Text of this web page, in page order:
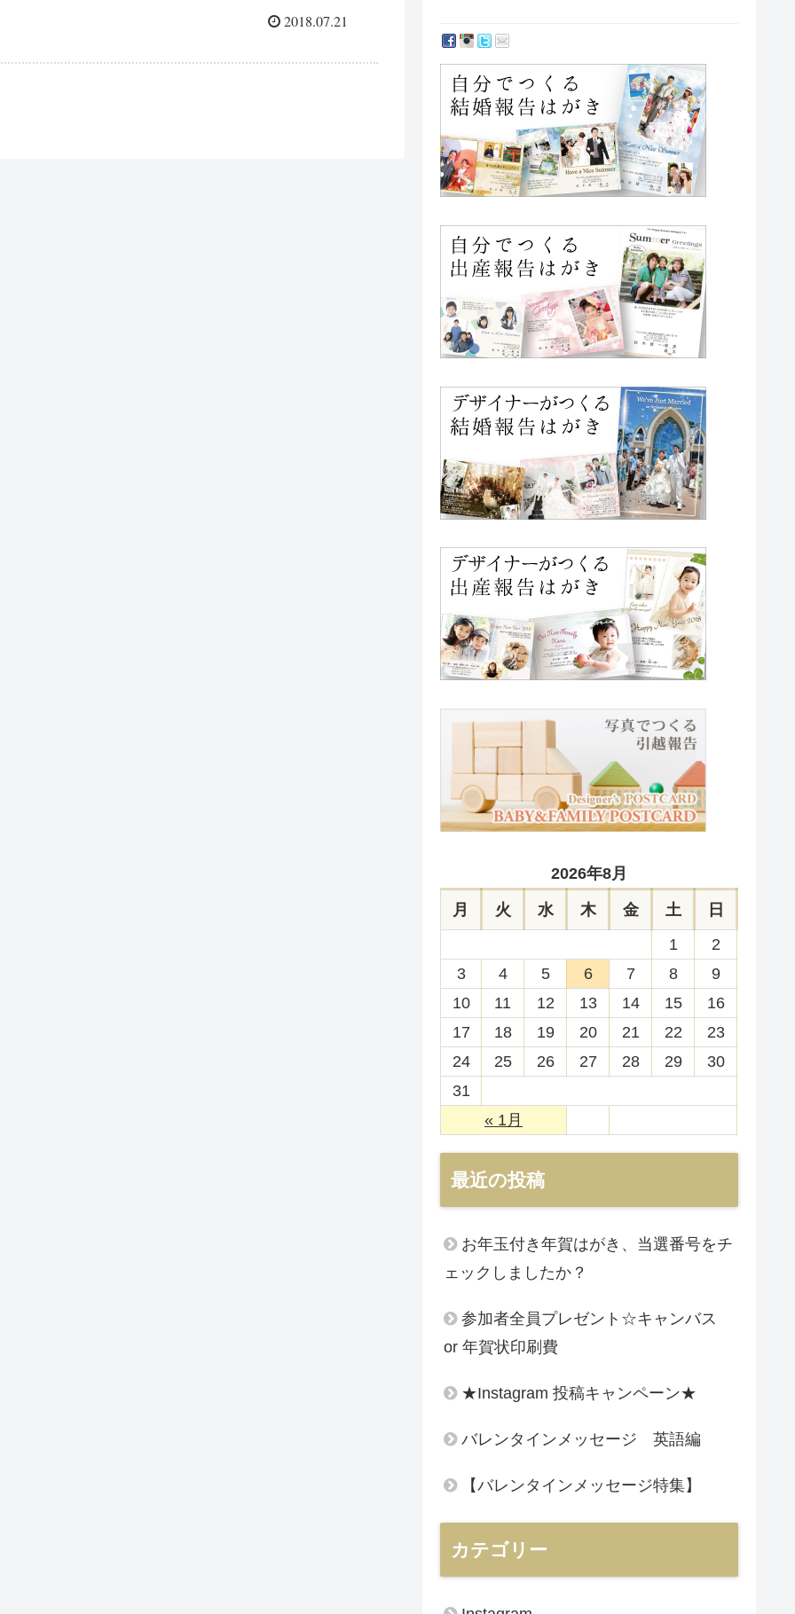
2018.07.21
2026年8月
月 火 水 木 金 土 日
« 1月
1
2
3
4 5 6 7 8
9
10
11 12 13 14 15
16
17
18 19 20 21 22
23
24
25 26 27 28 29
30
31
最近の投稿
お年玉付き年賀はがき、当選番号をチ
ェックしましたか？
参加者全員プレゼント☆キャンバス
or 年賀状印刷費
★Instagram 投稿キャンペーン★
バレンタインメッセージ 英語編
【バレンタインメッセージ特集】
カテゴリー